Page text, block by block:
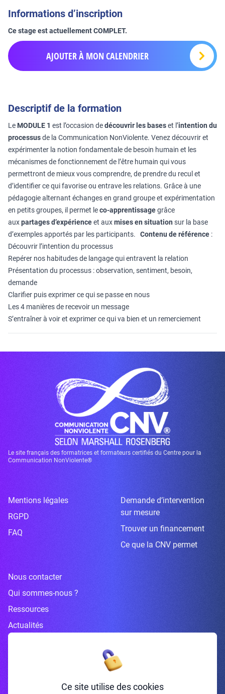
Informations d’inscription
Ce stage est actuellement COMPLET.
AJOUTER À MON CALENDRIER
Descriptif de la formation
Le MODULE 1 est l’occasion dedécouvrir les baseset l’intention du
processusde la Communication NonViolente. Venez découvrir et
expérimenter la notion fondamentale de besoin humain et les
mécanismes de fonctionnement de l’être humain qui vous
permettront de mieux vous comprendre, de prendre du recul et
d’identifier ce qui favorise ou entrave les relations. Grâce à une
pédagogie alternant échanges en grand groupe et expérimentation
en petits groupes, il permet leco-apprentissagegrâce
auxpartages d’expérienceet auxmises en situation sur la base
d’exemples apportés par les participants. Contenu de référence :
Découvrir l’intention du processus
Repérer nos habitudes de langage qui entravent la relation
Présentation du processus : observation, sentiment, besoin,
demande
Clarifier puis exprimer ce qui se passe en nous
Les 4 manières de recevoir un message
S’entraîner à voir et exprimer ce qui va bien et un remerciement
Le site français des formatrices et formateurs certifiés du Centre pour la
Communication NonViolente®
Mentions légales
RGPD
FAQ
Demande d’intervention
sur mesure
Trouver un financement
Ce que la CNV permet
Nous contacter
Qui sommes-nous ?
Ressources
Actualités
Inscrivez-vous à la newsletter
Ce site utilise des cookies